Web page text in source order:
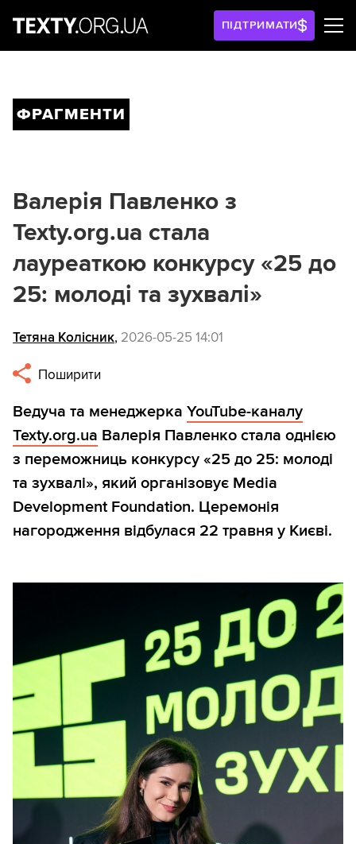
ПІДТРИМАТИ
ФРАГМЕНТИ
Валерія Павленко з
Texty.org.ua стала
лауреаткою конкурсу «25 до
25: молоді та зухвалі»
Тетяна Колісник, 2026-05-25 14:01
Поширити
Ведуча та менеджерка YouTube-каналу
Texty.org.ua Валерія Павленко стала однією
з переможниць конкурсу «25 до 25: молоді
та зухвалі», який організовує Media
Development Foundation. Церемонія
нагородження відбулася 22 травня у Києві.